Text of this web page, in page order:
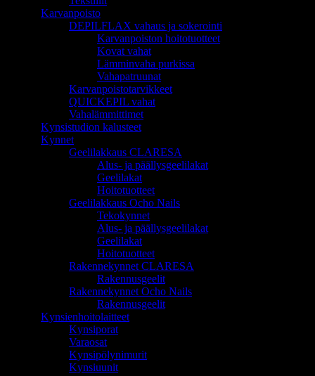
Karvanpoisto
DEPILFLAX vahaus ja sokerointi
Karvanpoiston hoitotuotteet
Kovat vahat
Lämminvaha purkissa
Vahapatruunat
Karvanpoistotarvikkeet
QUICKEPIL vahat
Vahalämmittimet
Kynsistudion kalusteet
Kynnet
Geelilakkaus CLARESA
Alus- ja päällysgeelilakat
Geelilakat
Hoitotuotteet
Geelilakkaus Ocho Nails
Tekokynnet
Alus- ja päällysgeelilakat
Geelilakat
Hoitotuotteet
Rakennekynnet CLARESA
Rakennusgeelit
Rakennekynnet Ocho Nails
Rakennusgeelit
Kynsienhoitolaitteet
Kynsiporat
Varaosat
Kynsipölynimurit
Kynsiuunit